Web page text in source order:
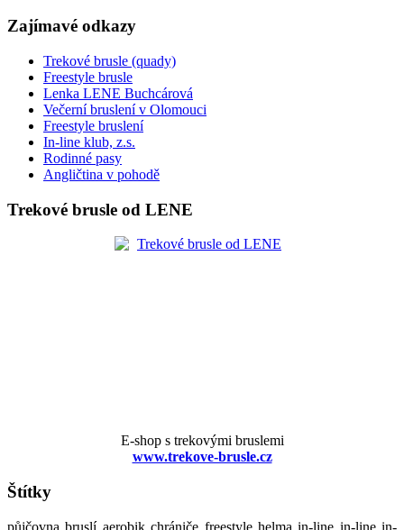
Zajímavé odkazy
Trekové brusle (quady)
Freestyle brusle
Lenka LENE Buchcárová
Večerní bruslení v Olomouci
Freestyle bruslení
In-line klub, z.s.
Rodinné pasy
Angličtina v pohodě
Trekové brusle od LENE
E-shop s trekovými bruslemi
www.trekove-brusle.cz
Štítky
půjčovna bruslí aerobik chrániče freestyle helma in-line in-line in-